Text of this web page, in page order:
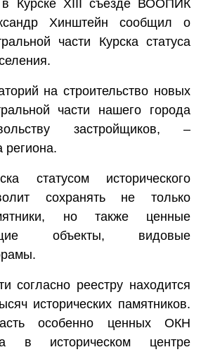
Курске XIII съезде ВООПИК
Хинштейн сообщил о
части Курска статуса
на строительство новых
части нашего города
застройщиков, –
региона.
статусом исторического
сохранять не только
но также ценные
объекты, видовые
согласно реестру находится
исторических памятников.
особенно ценных ОКН
в историческом центре